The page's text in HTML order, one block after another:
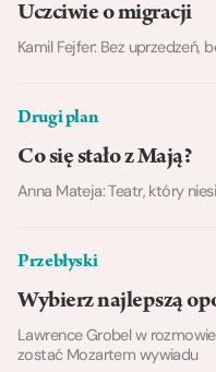
Uczciwie o migracji
Kamil Fejfer: Bez uprzedzeń,
Drugi plan
Co się stało z Mają?
Anna Mateja: Teatr, który
Przebłyski
Wybierz najlepszą
Lawrence Grobel w
zostać Mozartem wywiadu